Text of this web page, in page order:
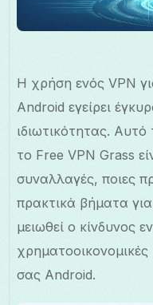
Η χρήση ενός VPN
Android εγείρει
ιδιωτικότητας.
το Free VPN Grass
συναλλαγές, ποιες
πρακτικά βήματα
μειωθεί ο κίνδυνος
σας Android.